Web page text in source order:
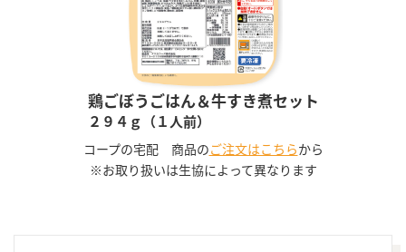
鶏ごぼうごはん＆牛すき煮セット
２９４ｇ（１人前）
コープの宅配 商品のご注文はこちらから
※お取り扱いは生協によって異なります